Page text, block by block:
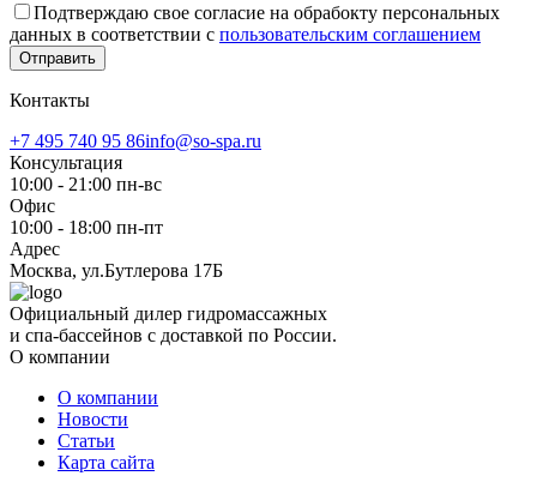
Подтверждаю свое согласие на обрабокту персональных
данных в соответствии с пользовательским соглашением
Отправить
Контакты
+7 495 740 95 86info@so-spa.ru
Консультация
10:00 - 21:00 пн-вс
Офис
10:00 - 18:00 пн-пт
Адрес
Москва, ул.Бутлерова 17Б
Официальный дилер гидромассажных
и спа-бассейнов с доставкой по России.
О компании
О компании
Новости
Статьи
Карта сайта